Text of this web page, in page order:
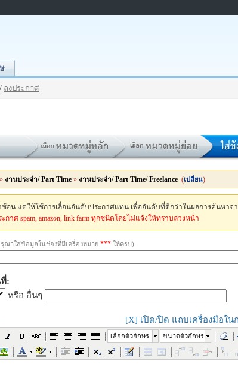
/ ลงประกาศ
» งานประจำ/ Part Time » งานประจำ/ Part Time/ Freelance (เปลี่ยน)
ซ้อน แต่ให้ใช้การเลื่อนอันดับประกาศแทน เพื่ออันดับที่ดีกว่าในผลการค้นหาจา
าศ spam, amazon, link farm ทุกชนิดโดยไม่แจ้งให้ทราบล่วงหน้า
ณาใส่ข้อมูลในช่องที่มีเครื่องหมาย *** ให้ครบ)
:
หรือ อื่นๆ
[X] เปิด/ปิด แถบเครื่องมือใ
เลือกตัวอักษร ขนาดตัวอักษร